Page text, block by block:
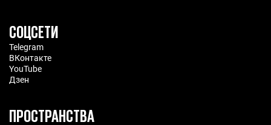
СОЦСЕТИ
Telegram
ВКонтакте
YouTube
Дзен
ПРОСТРАНСТВА